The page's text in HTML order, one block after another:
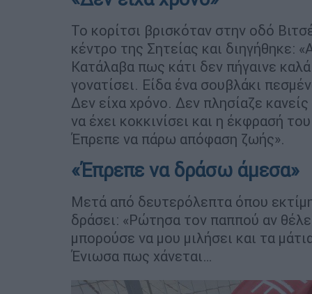
Το κορίτσι βρισκόταν στην οδό
κέντρο της Σητείας και διηγήθηκε:
Κατάλαβα πως κάτι δεν πήγαινε
γονατίσει. Είδα ένα σουβλάκι
Δεν είχα χρόνο. Δεν πλησίαζε
να έχει κοκκινίσει και η έκφρασή
Έπρεπε να πάρω απόφαση ζωής».
«Έπρεπε να δράσω άμεσα»
Μετά από δευτερόλεπτα όπου
δράσει: «Ρώτησα τον παππού αν
μπορούσε να μου μιλήσει και τα
Ένιωσα πως χάνεται…